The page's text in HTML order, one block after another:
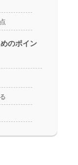
のポイン